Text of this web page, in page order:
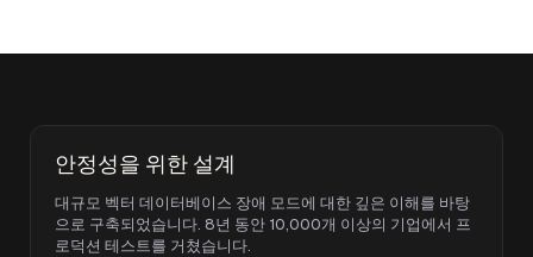
안정성을 위한 설계
대규모 벡터 데이터베이스 장애 모드에 대한 깊은 이해를 바탕
으로 구축되었습니다. 8년 동안 10,000개 이상의 기업에서 프
로덕션 테스트를 거쳤습니다.